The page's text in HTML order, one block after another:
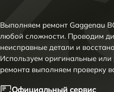
Выполняем ремонт Gaggenau
любой сложности. Проводим
неисправные детали и
Используем оригинальные
ремонта выполняем проверку
Официальный сервис